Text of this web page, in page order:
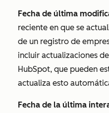
Fecha de última
reciente en que se
de un registro de
incluir actualizaciones
HubSpot, que pueden
actualiza esto
Fecha de la última